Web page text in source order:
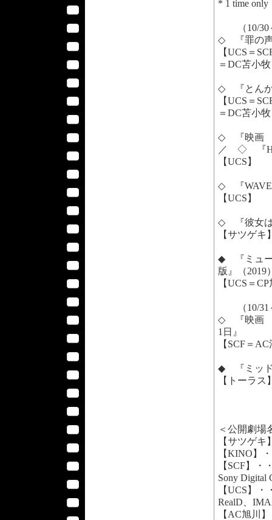
* 1 time only
（10/30
◇ 『罪の
【UCS＝
＝DC苫小
◇ 『とんか
【UCS＝
＝DC苫小
◇ 『映画
／ ◇ 『
【UCS】
◇ 『
【UCS】
◇ 『彼女
【サツゲキ
◆ 『ミュ
版』（2019
【UCS＝
（10/31
◇ 『映画
1日』
【SCF＝
◆ 『ミッド
【トーラス
＜公開劇場
【サツゲキ
【KINO】
【SCF】・
Sony Digital
【UCS】
RealD、
【AC旭川